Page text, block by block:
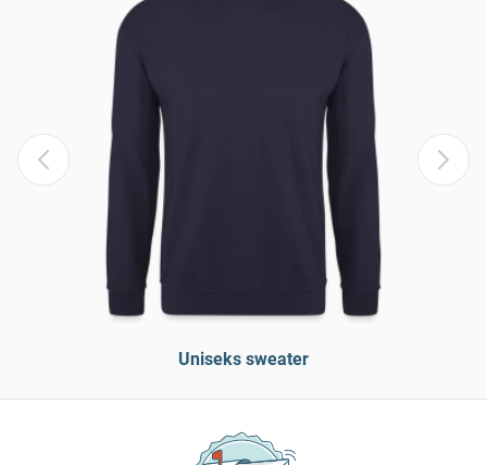
Uniseks sweater